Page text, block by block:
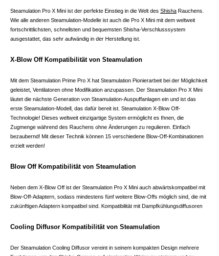
Steamulation Pro X Mini ist der perfekte Einstieg in die Welt des Shisha Rauchens.
Wie alle anderen Steamulation-Modelle ist auch die Pro X Mini mit dem weltweit
fortschrittlichsten, schnellsten und bequemsten Shisha-Verschlusssystem
ausgestattet, das sehr aufwändig in der Herstellung ist.
X-Blow Off Kompatibilität von Steamulation
Mit dem Steamulation Prime Pro X hat Steamulation Pionierarbeit bei der Möglichkeit
geleistet, Ventilatoren ohne Modifikation anzupassen. Der Steamulation Pro X Mini
läutet die nächste Generation von Steamulation-Auspuffanlagen ein und ist das
erste Steamulation-Modell, das dafür bereit ist. Steamulation X-Blow Off-
Technologie! Dieses weltweit einzigartige System ermöglicht es Ihnen, die
Zugmenge während des Rauchens ohne Änderungen zu regulieren. Einfach
bezaubernd! Mit dieser Technik können 15 verschiedene Blow-Off-Kombinationen
erzielt werden!
Blow Off Kompatibilität von Steamulation
Neben dem X-Blow Off ist der Steamulation Pro X Mini auch abwärtskompatibel mit
Blow-Off-Adaptern, sodass mindestens fünf weitere Blow-Offs möglich sind, die mit
zukünftigen Adaptern kompatibel sind. Kompatibilität mit Dampfkühlungsdiffusoren
Cooling Diffusor Kompatibilität von Steamulation
Der Steamulation Cooling Diffusor vereint in seinem kompakten Design mehrere